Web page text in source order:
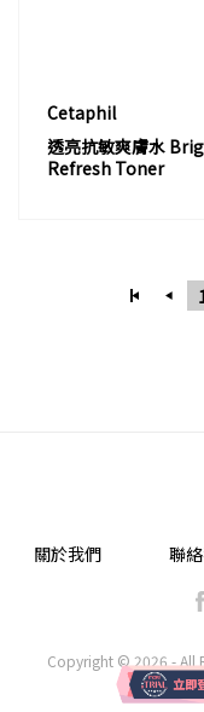
Cetaphil
透亮抗敏爽膚水
Refresh Toner
關於我們 聯
Copyright © 2026 - All